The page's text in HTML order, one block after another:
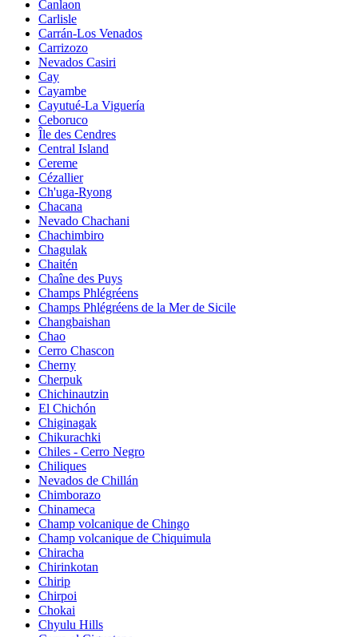
Canlaon
Carlisle
Carrán-Los Venados
Carrizozo
Nevados Casiri
Cay
Cayambe
Cayutué-La Viguería
Ceboruco
Île des Cendres
Central Island
Cereme
Cézallier
Ch'uga-Ryong
Chacana
Nevado Chachani
Chachimbiro
Chagulak
Chaitén
Chaîne des Puys
Champs Phlégréens
Champs Phlégréens de la Mer de Sicile
Changbaishan
Chao
Cerro Chascon
Cherny
Cherpuk
Chichinautzin
El Chichón
Chiginagak
Chikurachki
Chiles - Cerro Negro
Chiliques
Nevados de Chillán
Chimborazo
Chinameca
Champ volcanique de Chingo
Champ volcanique de Chiquimula
Chiracha
Chirinkotan
Chirip
Chirpoi
Chokai
Chyulu Hills